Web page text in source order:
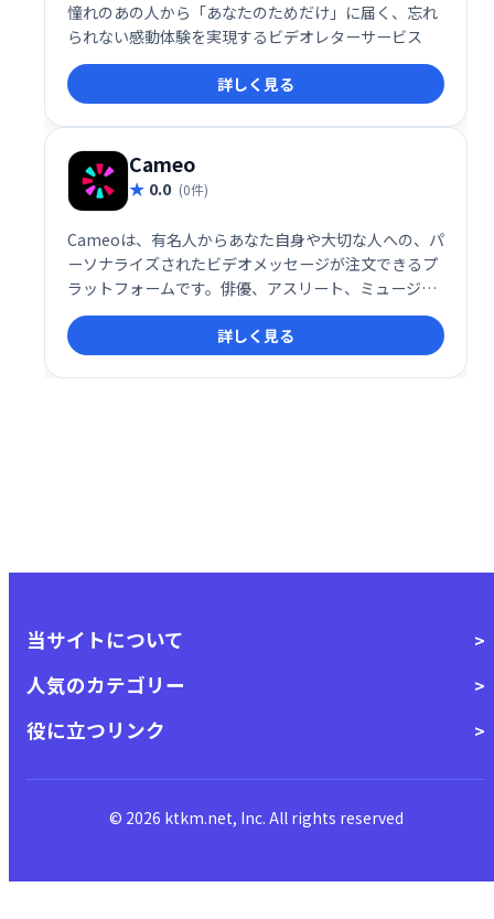
憧れのあの人から「あなたのためだけ」に届く、忘れ
られない感動体験を実現するビデオレターサービス
詳しく見る
Cameo
0.0 (0件)
Cameoは、有名人からあなた自身や大切な人への、パ
ーソナライズされたビデオメッセージが注文できるプ
ラットフォームです。俳優、アスリート、ミュージシ
ャンなど、幅広い分野の著名人が参加しており、特別
な機会やサプライズに最適です。思い出に残る、唯一
無二のメッセージを贈りませんか？
詳しく見る
当サイトについて
人気のカテゴリー
役に立つリンク
© 2026 ktkm.net, Inc. All rights reserved